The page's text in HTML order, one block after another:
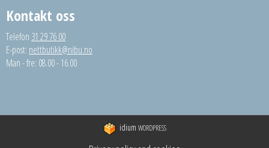
Kontakt oss
Telefon 31 29 76 00
E-post: nettbutikk@nibu.no
Man - fre: 08.00 - 16.00
idium WORDPRESS